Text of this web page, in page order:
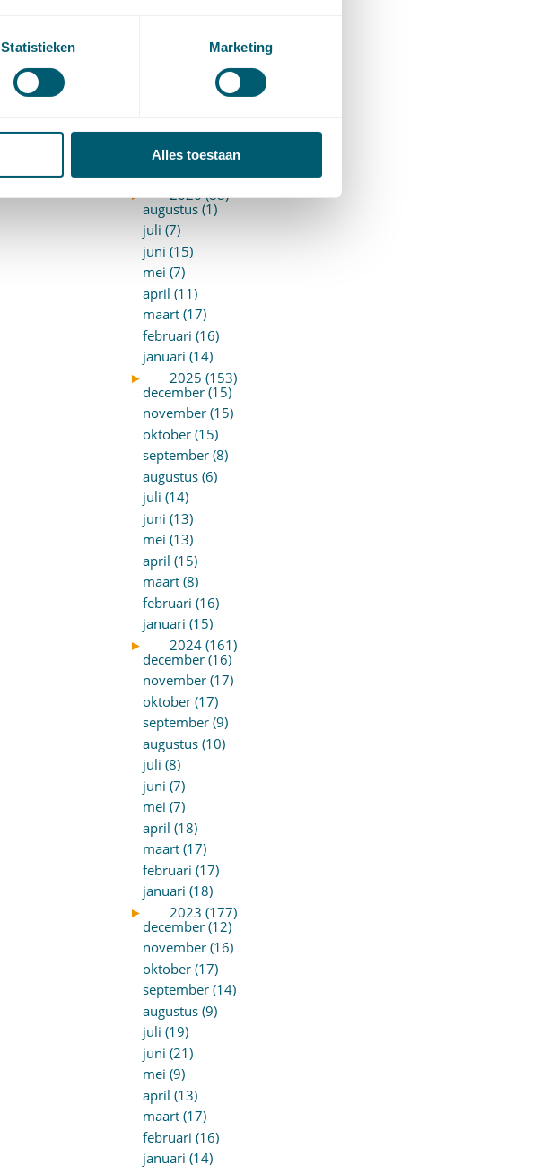
Statistieken Marketing
Alles toestaan
(14)
Wvggz – Wzd (Wet Bopz
ARCHIEF
►
2026 (88)
augustus (1)
juli (7)
juni (15)
mei (7)
april (11)
maart (17)
februari (16)
januari (14)
►
2025 (153)
december (15)
november (15)
oktober (15)
september (8)
augustus (6)
juli (14)
juni (13)
mei (13)
april (15)
maart (8)
februari (16)
januari (15)
►
2024 (161)
december (16)
november (17)
oktober (17)
september (9)
augustus (10)
juli (8)
juni (7)
mei (7)
april (18)
maart (17)
februari (17)
januari (18)
►
2023 (177)
december (12)
november (16)
oktober (17)
september (14)
augustus (9)
juli (19)
juni (21)
mei (9)
april (13)
maart (17)
februari (16)
januari (14)